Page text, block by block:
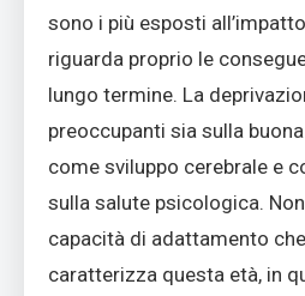
sono i più esposti
riguarda proprio le
lungo termine. La
preoccupanti sia sulla
come sviluppo cerebrale e
sulla salute psicologica.
capacità di adattamento
caratterizza questa età, in